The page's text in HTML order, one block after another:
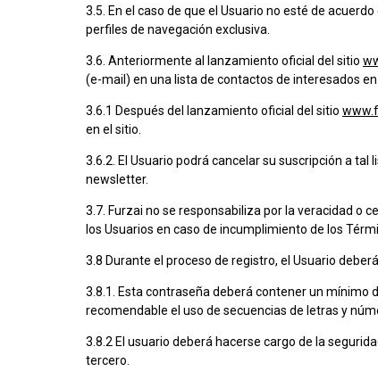
3.5. En el caso de que el Usuario no esté de
perfiles de navegación exclusiva.
3.6. Anteriormente al lanzamiento oficial del sitio
(e-mail) en una lista de contactos de interesados
3.6.1 Después del lanzamiento oficial del sitio
en el sitio.
3.6.2. El Usuario podrá cancelar su suscripción a
newsletter.
3.7. Furzai no se responsabiliza por la veracidad o
los Usuarios en caso de incumplimiento de los
3.8 Durante el proceso de registro, el Usuario
3.8.1. Esta contraseña deberá contener un mínimo
recomendable el uso de secuencias de letras y
3.8.2 El usuario deberá hacerse cargo de la
tercero.